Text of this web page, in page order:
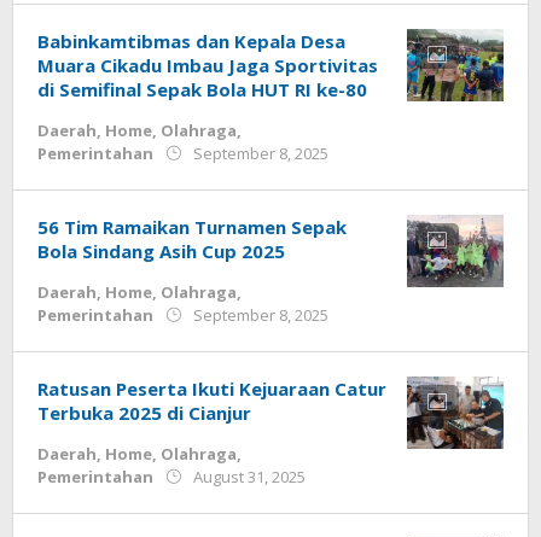
Babinkamtibmas dan Kepala Desa
Muara Cikadu Imbau Jaga Sportivitas
di Semifinal Sepak Bola HUT RI ke-80
Daerah, Home, Olahraga,
Pemerintahan
September 8, 2025
56 Tim Ramaikan Turnamen Sepak
Bola Sindang Asih Cup 2025
Daerah, Home, Olahraga,
Pemerintahan
September 8, 2025
Ratusan Peserta Ikuti Kejuaraan Catur
Terbuka 2025 di Cianjur
Daerah, Home, Olahraga,
Pemerintahan
August 31, 2025